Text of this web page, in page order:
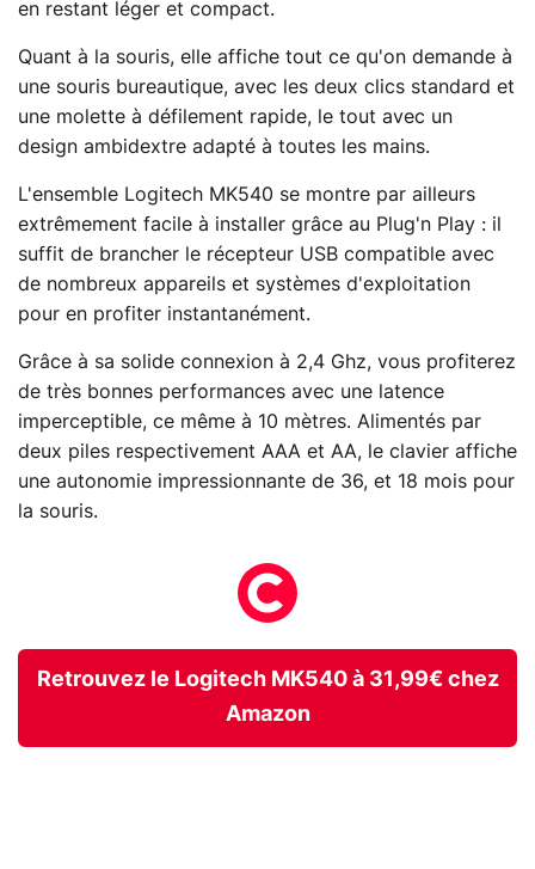
en restant léger et compact.
Quant à la souris, elle affiche tout ce qu'on demande à
une souris bureautique, avec les deux clics standard et
une molette à défilement rapide, le tout avec un
design ambidextre adapté à toutes les mains.
L'ensemble Logitech MK540 se montre par ailleurs
extrêmement facile à installer grâce au Plug'n Play : il
suffit de brancher le récepteur USB compatible avec
de nombreux appareils et systèmes d'exploitation
pour en profiter instantanément.
Grâce à sa solide connexion à 2,4 Ghz, vous profiterez
de très bonnes performances avec une latence
imperceptible, ce même à 10 mètres. Alimentés par
deux piles respectivement AAA et AA, le clavier affiche
une autonomie impressionnante de 36, et 18 mois pour
la souris.
Retrouvez le Logitech MK540 à 31,99€ chez
Amazon